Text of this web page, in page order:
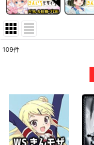
並び順:
109件